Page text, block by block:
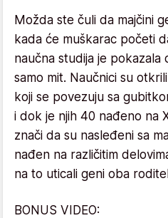
Možda ste čuli da majčini
kada će muškarac početi
naučna studija je pokazala
samo mit. Naučnici su
koji se povezuju sa
i dok je njih 40 nađeno na
znači da su nasleđeni sa
nađen na različitim
na to uticali geni oba
BONUS VIDEO: